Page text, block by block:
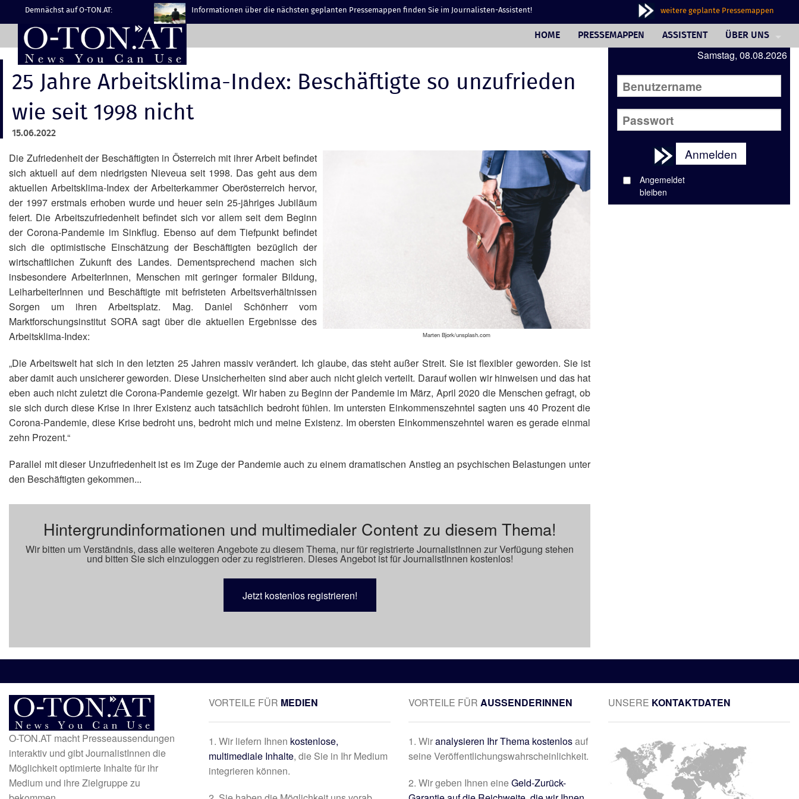
Demnächst auf O-TON.AT: Informationen über die nächsten geplanten Pressemappen finden Sie im Journalisten-Assistent! weitere geplante Pressemappen
HOME PRESSEMAPPEN ASSISTENT
ÜBER UNS
PHILOSOPHIE
WUNSCHBOX
IMPRESSUM/AGB
25 Jahre Arbeitsklima-Index: Beschäftigte so unzufrieden
wie seit 1998 nicht
15.06.2022
Marten Bjork/unsplash.com
Die Zufriedenheit der Beschäftigten in Österreich mit ihrer Arbeit befindet
sich aktuell auf dem niedrigsten Nieveua seit 1998. Das geht aus dem
aktuellen Arbeitsklima-Index der Arbeiterkammer Oberösterreich hervor,
der 1997 erstmals erhoben wurde und heuer sein 25-jähriges Jubiläum
feiert. Die Arbeitszufriedenheit befindet sich vor allem seit dem Beginn
der Corona-Pandemie im Sinkflug. Ebenso auf dem Tiefpunkt befindet
sich die optimistische Einschätzung der Beschäftigten bezüglich der
wirtschaftlichen Zukunft des Landes. Dementsprechend machen sich
insbesondere ArbeiterInnen, Menschen mit geringer formaler Bildung,
LeiharbeiterInnen und Beschäftigte mit befristeten Arbeitsverhältnissen
Sorgen um ihren Arbeitsplatz. Mag. Daniel Schönherr vom
Marktforschungsinstitut SORA sagt über die aktuellen Ergebnisse des
Arbeitsklima-Index:
„Die Arbeitswelt hat sich in den letzten 25 Jahren massiv verändert. Ich glaube, das steht außer Streit. Sie ist flexibler geworden. Sie ist
aber damit auch unsicherer geworden. Diese Unsicherheiten sind aber auch nicht gleich verteilt. Darauf wollen wir hinweisen und das hat
eben auch nicht zuletzt die Corona-Pandemie gezeigt. Wir haben zu Beginn der Pandemie im März, April 2020 die Menschen gefragt, ob
sie sich durch diese Krise in ihrer Existenz auch tatsächlich bedroht fühlen. Im untersten Einkommenszehntel sagten uns 40 Prozent die
Corona-Pandemie, diese Krise bedroht uns, bedroht mich und meine Existenz. Im obersten Einkommenszehntel waren es gerade einmal
zehn Prozent.“
Parallel mit dieser Unzufriedenheit ist es im Zuge der Pandemie auch zu einem dramatischen Anstieg an psychischen Belastungen unter
den Beschäftigten gekommen...
Hintergrundinformationen und multimedialer Content zu diesem Thema!
Wir bitten um Verständnis, dass alle weiteren Angebote zu diesem Thema, nur für registrierte JournalistInnen zur Verfügung stehen
und bitten Sie sich einzuloggen oder zu registrieren. Dieses Angebot ist für JournalistInnen kostenlos!
Jetzt kostenlos registrieren!
Samstag, 08.08.2026
Anmelden
Angemeldet
bleiben
O-TON.AT macht Presseaussendungen
interaktiv und gibt JournalistInnen die
Möglichkeit optimierte Inhalte für ihr
Medium und ihre Zielgruppe zu
VORTEILE FÜR MEDIEN
1. Wir liefern Ihnen kostenlose,
multimediale Inhalte, die Sie in Ihr Medium
integrieren können.
VORTEILE FÜR AUSSENDERINNEN
1. Wiranalysieren Ihr Thema kostenlosauf
seine Veröffentlichungswahrscheinlichkeit.
2. Wir geben Ihnen eineGeld-Zurück-
UNSERE KONTAKTDATEN